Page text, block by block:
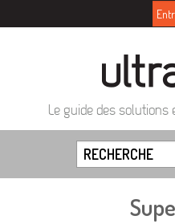
Le guide des solutions